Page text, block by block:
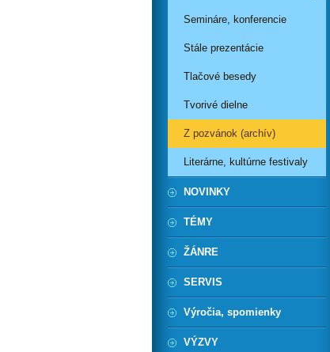
Semináre, konferencie
Stále prezentácie
Tlačové besedy
Tvorivé dielne
Z pozvánok (archív)
Literárne, kultúrne festivaly
NOVINKY
TÉMY
ŽÁNRE
SERVIS
Výročia, spomienky
VÝZVY